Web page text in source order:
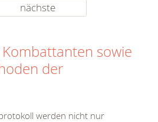
nächste
sowie
der
werden nicht nur